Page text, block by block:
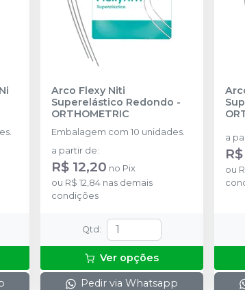
Arco Flexy Niti
Superelástico Redondo -
ORTHOMETRIC
Embalagem com 10 unidades.
a partir de:
R$ 12,20 no Pix
ou R$ 12,84 nas demais
condições
Qtd :
Ver opções
Pedir via Whatsapp
a
ou